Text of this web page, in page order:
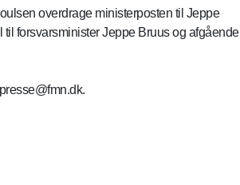
overdrage ministerposten til Jeppe
forsvarsminister Jeppe Bruus og afgående